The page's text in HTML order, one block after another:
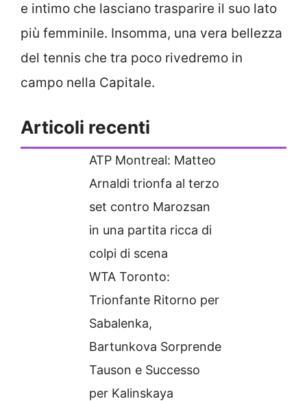
e intimo che lasciano trasparire il suo lato
più femminile. Insomma, una vera bellezza
del tennis che tra poco rivedremo in
campo nella Capitale.
Articoli recenti
ATP Montreal: Matteo
Arnaldi trionfa al terzo
set contro Marozsan
in una partita ricca di
colpi di scena
WTA Toronto:
Trionfante Ritorno per
Sabalenka,
Bartunkova Sorprende
Tauson e Successo
per Kalinskaya